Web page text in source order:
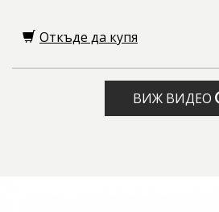
Откъде да купя
ВИЖ ВИДЕО